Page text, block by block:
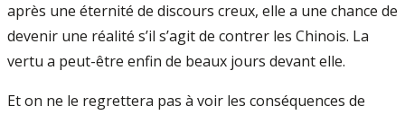
après une éternité de discours creux, elle a une chance de
devenir une réalité s’il s’agit de contrer les Chinois. La
vertu a peut-être enfin de beaux jours devant elle.
Et on ne le regrettera pas à voir les conséquences de